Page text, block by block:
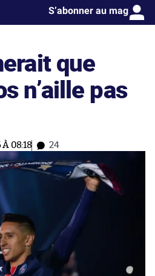
S’abonner au mag
que
n’aille pas
À 08:18 24